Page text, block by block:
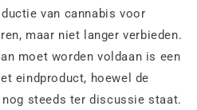
van cannabis voor
maar niet langer verbieden.
moet worden voldaan is een
eindproduct, hoewel de
steeds ter discussie staat.